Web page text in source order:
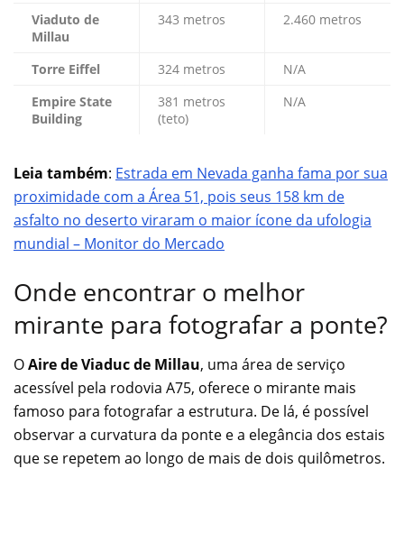
Viaduto de
Millau
343 metros 2.460 metros
Torre Eiffel 324 metros
N/A
Empire State
Building
381 metros
(teto)
N/A
Leia também: Estrada em Nevada ganha fama por sua
proximidade com a Área 51, pois seus 158 km de
asfalto no deserto viraram o maior ícone da ufologia
mundial – Monitor do Mercado
Onde encontrar o melhor
mirante para fotografar a ponte?
OAire de Viaduc de Millau, uma área de serviço
acessível pela rodovia A75, oferece o mirante mais
famoso para fotografar a estrutura. De lá, é possível
observar a curvatura da ponte e a elegância dos estais
que se repetem ao longo de mais de dois quilômetros.